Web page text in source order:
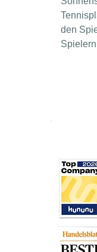
den
eng
uns
zu
und